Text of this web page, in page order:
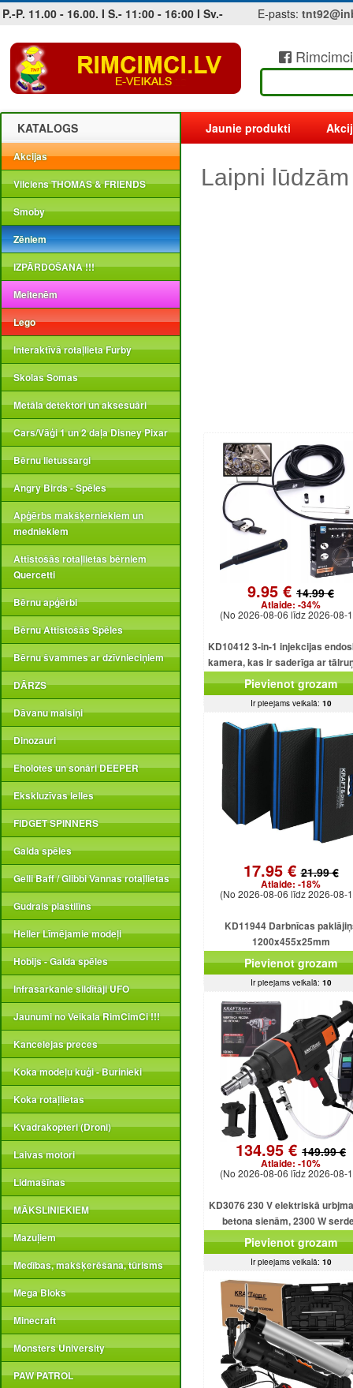
P.-P. 11.00 - 16.00. I S.- 11:00 - 16:00 I Sv.- E-pasts:
Jobs at sea and maritime vacancies
KATALOGS
Akcijas
Vilciens THOMAS & FRIENDS
Smoby
Zēniem
IZPĀRDOŠANA !!!
Meitenēm
Lego
Interaktīvā rotaļlieta Furby
Skolas Somas
Metāla detektori un aksesuāri
Cars/Vāģi 1 un 2 daļa Disney Pixar
Bērnu lietussargi
Angry Birds - Spēles
Apģērbs makšķerniekiem un
medniekiem
Attīstošās rotaļlietas bērniem
Quercetti
Bērnu apģērbi
Bērnu Attīstošās Spēles
Bērnu švammes ar dzīvnieciņiem
DĀRZS
Dāvanu maisiņi
Dinozauri
Eholotes un sonāri DEEPER
Ekskluzīvas lelles
FIDGET SPINNERS
Galda spēles
Gelli Baff / Glibbi Vannas rotaļlietas
Gudrais plastilīns
Heller Līmējamie modeļi
Hobijs - Galda spēles
Infrasarkanie sildītāji UFO
Jaunumi no Veikala RimCimCi !!!
Kancelejas preces
Koka modeļu kuģi - Burinieki
Koka rotaļlietas
Kvadrakopteri (Droni)
Laivas motori
Lidmašīnas
MĀKSLINIEKIEM
Mazuļiem
Medības, makšķerēšana, tūrisms
Mega Bloks
Minecraft
Monsters University
PAW PATROL
Jaunie produkti
Laipni
9.95 € 14.99 €
Atlaide: -34%
(No 2026-08-06 līdz 2026-08-
KD10412 3-in-1 injekcijas
kamera, kas ir saderīga ar
USB, Android, iOS, Windows
Pievienot grozam
Ir pieejams veikalā: 10
17.95 €21.99 €
Atlaide: -18%
(No 2026-08-06 līdz 2026-08-
KD11944 Darbnīcas
1200x455x25mm
Pievienot grozam
Ir pieejams veikalā: 10
134.95 € 149.99 €
Atlaide: -10%
(No 2026-08-06 līdz 2026-08-
KD3076 230 V elektriskā
betona sienām, 2300 W
urbjmašīna ar dzesēšanu
Pievienot grozam
Ir pieejams veikalā: 10